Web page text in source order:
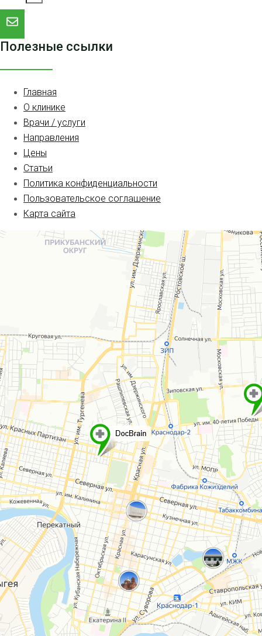
Полезные ссылки
Главная
О клинике
Врачи / услуги
Направления
Цены
Статьи
Политика конфиденциальности
Пользовательское соглашение
Карта сайта